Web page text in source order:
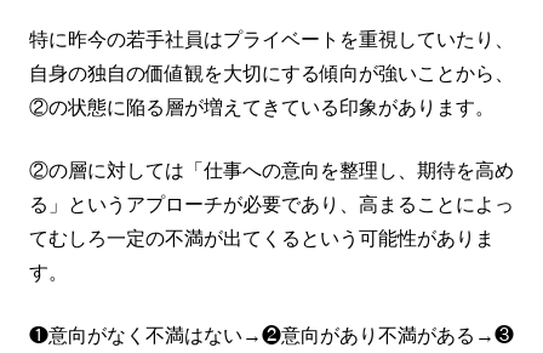
特に昨今の若手社員はプライベートを重視していたり、
自身の独自の価値観を大切にする傾向が強いことから、
②の状態に陥る層が増えてきている印象があります。
②の層に対しては「仕事への意向を整理し、期待を高め
る」というアプローチが必要であり、高まることによっ
てむしろ一定の不満が出てくるという可能性がありま
す。
❶意向がなく不満はない→❷意向があり不満がある→❸